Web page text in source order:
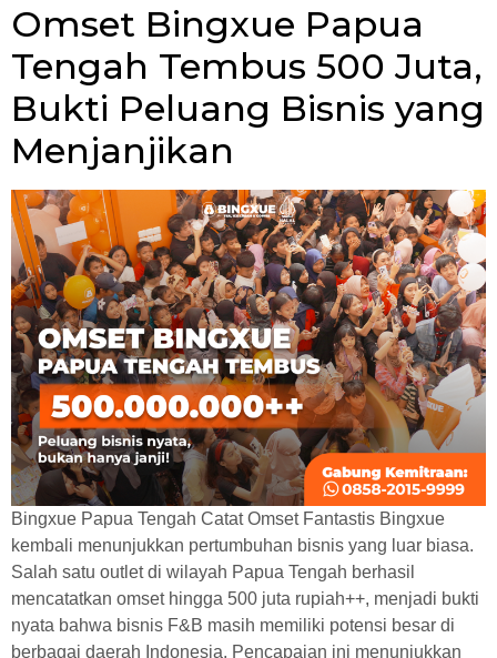
Omset Bingxue Papua
Tengah Tembus 500 Juta,
Bukti Peluang Bisnis yang
Menjanjikan
Bingxue Papua Tengah Catat Omset Fantastis Bingxue
kembali menunjukkan pertumbuhan bisnis yang luar biasa.
Salah satu outlet di wilayah Papua Tengah berhasil
mencatatkan omset hingga 500 juta rupiah++, menjadi bukti
nyata bahwa bisnis F&B masih memiliki potensi besar di
berbagai daerah Indonesia. Pencapaian ini menunjukkan